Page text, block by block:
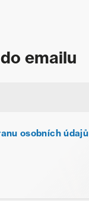
emailu
osobních údajů